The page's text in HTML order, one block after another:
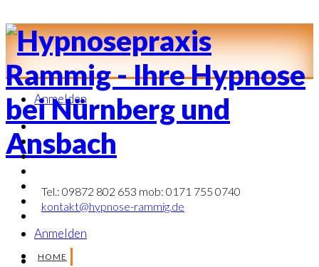
Tel.: 09872 802 653 mob: 0171 755 0740
kontakt@hypnose-rammig.de
Anmelden
Anmelden
HOME